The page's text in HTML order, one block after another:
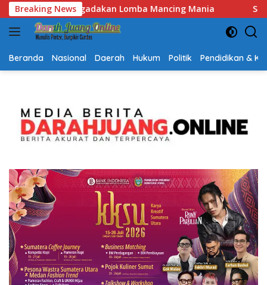
Langsung
ke
konten
Breaking NewsSemarak HUT RI dan Hari Jadi Kalsel, Gerak
Beranda Nasional Daerah Hukum Politik Pendidikan &